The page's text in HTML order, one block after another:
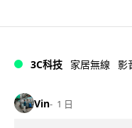
3C科技 家居無線 影
Vin 1 日